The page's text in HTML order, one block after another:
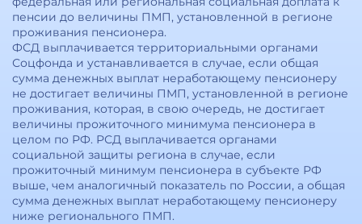
пенсии до величины ПМП, установленной в регионе
проживания пенсионера.
ФСД выплачивается территориальными органами
Соцфонда и устанавливается в случае, если общая
сумма денежных выплат неработающему пенсионеру
не достигает величины ПМП, установленной в регионе
проживания, которая, в свою очередь, не достигает
величины прожиточного минимума пенсионера в
целом по РФ. РСД выплачивается органами
социальной защиты региона в случае, если
прожиточный минимум пенсионера в субъекте РФ
выше, чем аналогичный показатель по России, а общая
сумма денежных выплат неработающему пенсионеру
ниже регионального ПМП.